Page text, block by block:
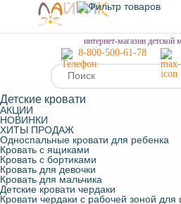
интернет-магазин детской
8-800-500-61-78
Детские кровати
АКЦИИ
НОВИНКИ
ХИТЫ ПРОДАЖ
Односпальные кровати для ребенка
Кровать с ящиками
Кровать с бортиками
Кровать для девочки
Кровать для мальчика
Детские кровати чердаки
Кровати чердаки с рабочей зоной для